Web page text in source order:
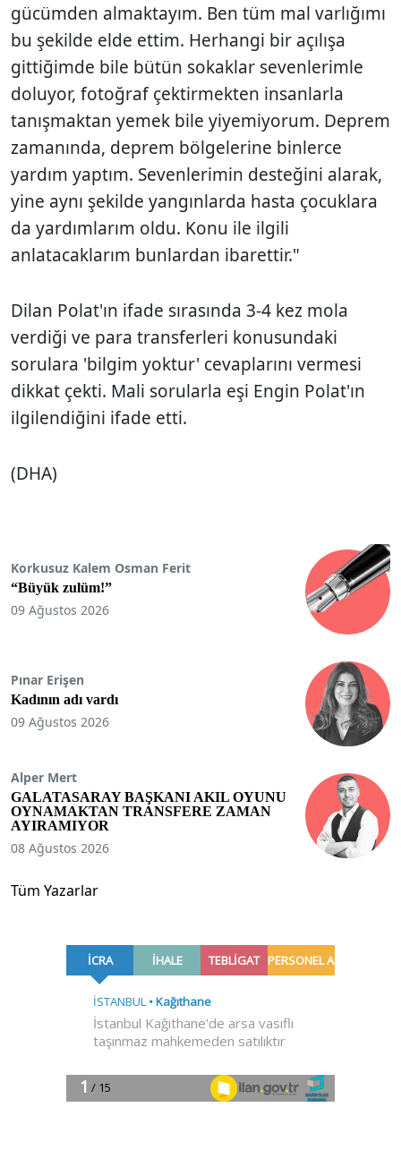
gücümden almaktayım. Ben tüm mal varlığımı
bu şekilde elde ettim. Herhangi bir açılışa
gittiğimde bile bütün sokaklar sevenlerimle
doluyor, fotoğraf çektirmekten insanlarla
tanışmaktan yemek bile yiyemiyorum. Deprem
zamanında, deprem bölgelerine binlerce
yardım yaptım. Sevenlerimin desteğini alarak,
yine aynı şekilde yangınlarda hasta çocuklara
da yardımlarım oldu. Konu ile ilgili
anlatacaklarım bunlardan ibarettir."
Dilan Polat'ın ifade sırasında 3-4 kez mola
verdiği ve para transferleri konusundaki
sorulara 'bilgim yoktur' cevaplarını vermesi
dikkat çekti. Mali sorularla eşi Engin Polat'ın
ilgilendiğini ifade etti.
(DHA)
Korkusuz Kalem Osman Ferit
“Büyük zulüm!”
09 Ağustos 2026
Pınar Erişen
Kadının adı vardı
09 Ağustos 2026
Alper Mert
GALATASARAY BAŞKANI AKIL OYUNU
OYNAMAKTAN TRANSFERE ZAMAN
AYIRAMIYOR
08 Ağustos 2026
Tüm Yazarlar